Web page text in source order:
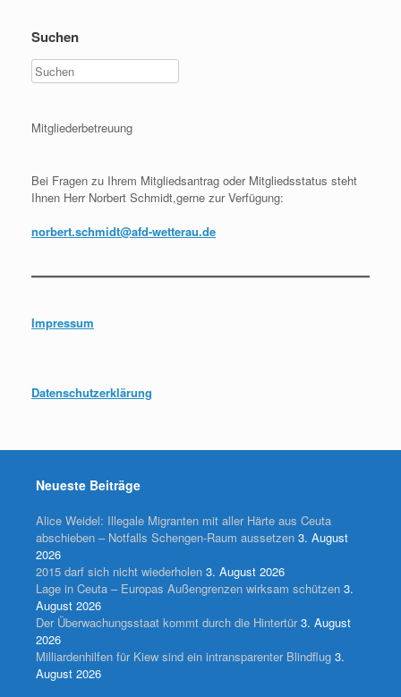
Suchen
Mitgliederbetreuung
Bei Fragen zu Ihrem Mitgliedsantrag oder Mitgliedsstatus steht
Ihnen Herr Norbert Schmidt,gerne zur Verfügung:
norbert.schmidt@afd-wetterau.de
Impressum
Datenschutzerklärung
Neueste Beiträge
Alice Weidel: Illegale Migranten mit aller Härte aus Ceuta
abschieben – Notfalls Schengen-Raum aussetzen 3. August
2026
2015 darf sich nicht wiederholen 3. August 2026
Lage in Ceuta – Europas Außengrenzen wirksam schützen 3.
August 2026
Der Überwachungsstaat kommt durch die Hintertür 3. August
2026
Milliardenhilfen für Kiew sind ein intransparenter Blindflug 3.
August 2026